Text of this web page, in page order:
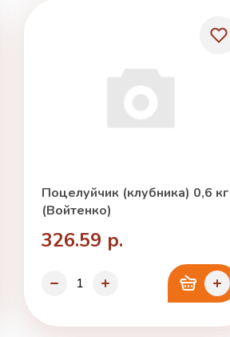
Поцелуйчик (клубника) 0,6 кг
(Войтенко)
326.59 р.